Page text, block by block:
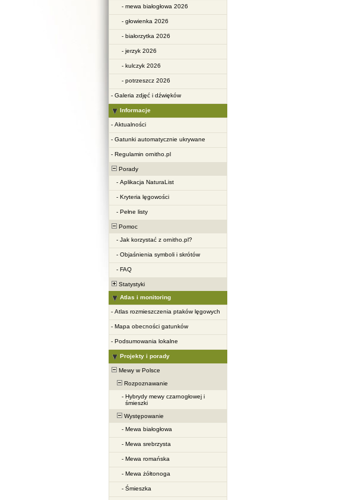
- mewa białogłowa 2026
- głowienka 2026
- białorzytka 2026
- jerzyk 2026
- kulczyk 2026
- potrzeszcz 2026
- Galeria zdjęć i dźwięków
Informacje
- Aktualności
- Gatunki automatycznie ukrywane
- Regulamin ornitho.pl
Porady
- Aplikacja NaturaList
- Kryteria lęgowości
- Pełne listy
Pomoc
- Jak korzystać z ornitho.pl?
- Objaśnienia symboli i skrótów
- FAQ
Statystyki
Atlas i monitoring
- Atlas rozmieszczenia ptaków lęgowych
- Mapa obecności gatunków
- Podsumowania lokalne
Projekty i porady
Mewy w Polsce
Rozpoznawanie
- Hybrydy mewy czarnogłowej i
śmieszki
Występowanie
- Mewa białogłowa
- Mewa srebrzysta
- Mewa romańska
- Mewa żółtonoga
- Śmieszka